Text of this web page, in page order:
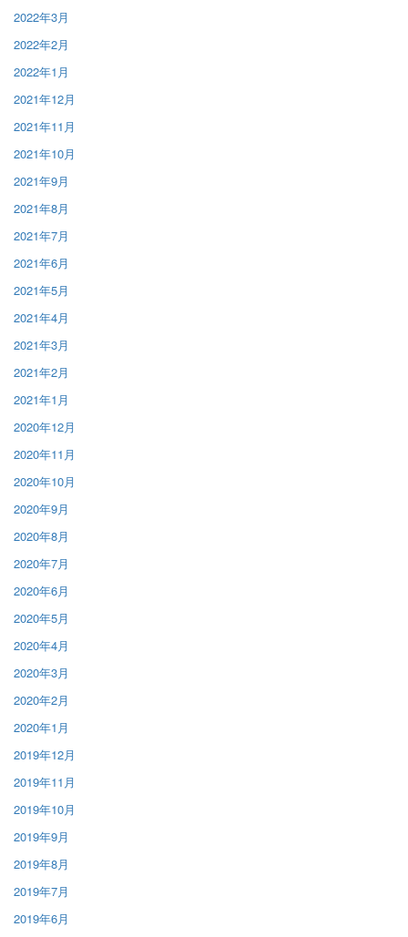
2022年3月
2022年2月
2022年1月
2021年12月
2021年11月
2021年10月
2021年9月
2021年8月
2021年7月
2021年6月
2021年5月
2021年4月
2021年3月
2021年2月
2021年1月
2020年12月
2020年11月
2020年10月
2020年9月
2020年8月
2020年7月
2020年6月
2020年5月
2020年4月
2020年3月
2020年2月
2020年1月
2019年12月
2019年11月
2019年10月
2019年9月
2019年8月
2019年7月
2019年6月